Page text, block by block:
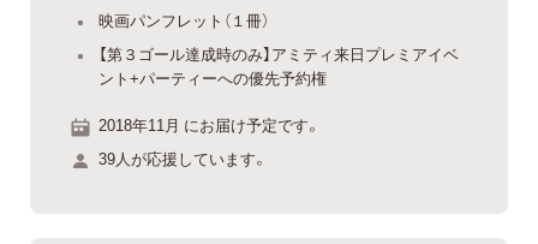
映画パンフレット（１冊）
【第３ゴール達成時のみ】アミティ来日プレミアイベ
ント+パーティーへの優先予約権
2018年11月 にお届け予定です。
39人が応援しています。